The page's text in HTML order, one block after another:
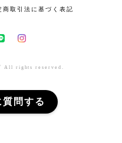
商取引法に基づく表記
All rights reserved.
問する